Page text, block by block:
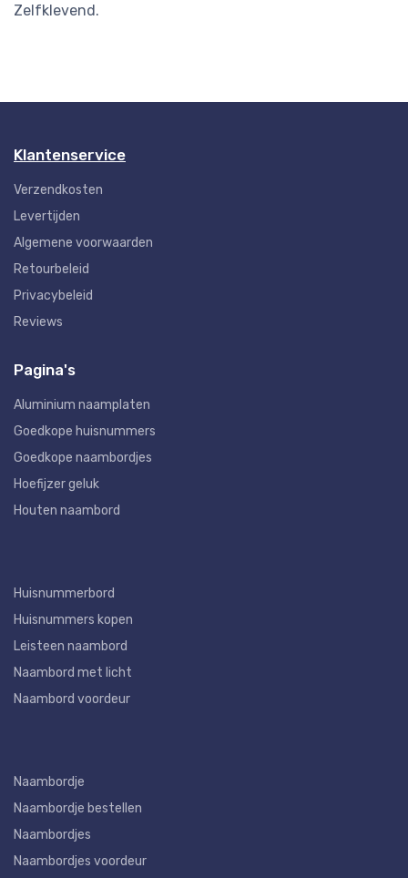
Zelfklevend.
Klantenservice
Verzendkosten
Levertijden
Algemene voorwaarden
Retourbeleid
Privacybeleid
Reviews
Pagina's
Aluminium naamplaten
Goedkope huisnummers
Goedkope naambordjes
Hoefijzer geluk
Houten naambord
Huisnummerbord
Huisnummers kopen
Leisteen naambord
Naambord met licht
Naambord voordeur
Naambordje
Naambordje bestellen
Naambordjes
Naambordjes voordeur